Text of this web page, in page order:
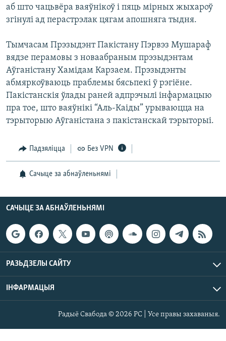
аб што чацьвёра ваяўнікоў і пяць мірных жыхароў
згінулі ад перастрэлак цягам апошняга тыдня.
Тымчасам Прэзыдэнт Пакістану Пэрвэз Мушараф
вядзе перамовы з новаабраным прэзыдэнтам
Аўганістану Хамідам Карзаем. Прэзыдэнты
абмяркоўваюць праблемы бясьпекі ў рэгіёне.
Пакістанскія ўлады раней адпрэчылі інфармацыю
пра тое, што ваяўнікі “Аль-Каіды” урываюцца на
тэрыторыю Аўганістана з пакістанскай тэрыторыі.
Падзяліцца Без VPN
Сачыце за абнаўленьнямі
САЧЫЦЕ ЗА АБНАЎЛЕНЬНЯМІ
РАЗЬДЗЕЛЫ САЙТУ
ІНФАРМАЦЫЯ
Радыё Свабода © 2026 РС | Усе правы захаваныя.